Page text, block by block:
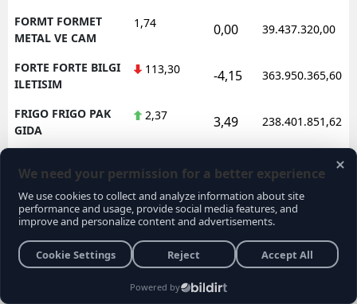
FORMT FORMET
METAL VE CAM
1,74 0,00 39.437.320,00
FORTE FORTE BILGI
ILETISIM
113,30 -4,15 363.950.365,60
FRIGO FRIGO PAK
GIDA
2,37 3,49 238.401.851,62
PLASTIK VE METAL
1,48 92.565.525,00
FROTO FORD
OTOSAN
78,10 -0,64 1.602.362.688,95
FZLGY FUZUL
GMYO
10,36 -4,43 172.638.488,80